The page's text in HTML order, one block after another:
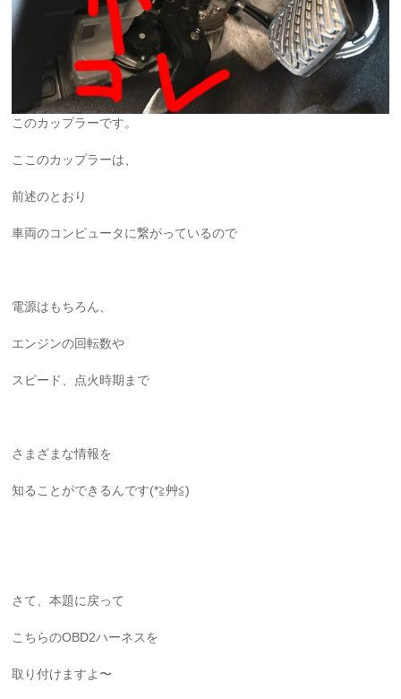
このカップラーです。
ここのカップラーは、
前述のとおり
車両のコンピュータに繋がっているので
電源はもちろん、
エンジンの回転数や
スピード、点火時期まで
さまざまな情報を
知ることができるんです(*≧艸≦)
さて、本題に戻って
こちらのOBD2ハーネスを
取り付けますよ〜